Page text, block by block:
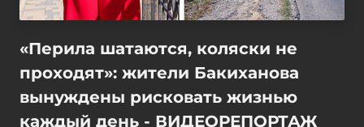
«Перила шатаются, коляски не
проходят»: жители Бакиханова
вынуждены рисковать жизнью
каждый день - ВИДЕОРЕПОРТАЖ